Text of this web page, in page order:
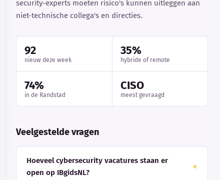
security-experts moeten risico's kunnen uitleggen aan
niet-technische collega's en directies.
92
nieuw deze week
35%
hybride of remote
74%
in de Randstad
CISO
meest gevraagd
Veelgestelde vragen
Hoeveel cybersecurity vacatures staan er
open op IBgidsNL?